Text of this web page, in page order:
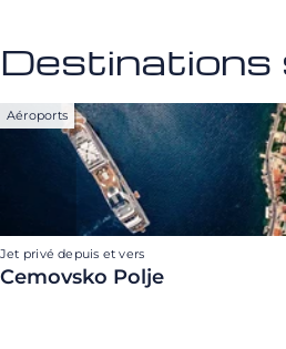
Destinations
Aéroports
Jet privé depuis et vers
Cemovsko Polje